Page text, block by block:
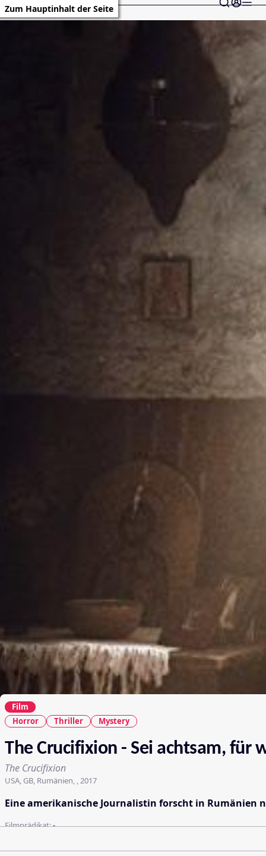
Zum Hauptinhalt der Seite
Film
Horror
Thriller Mystery
The Crucifixion - Sei achtsam, für
The Crucifixion
USA, GB, Rumänien, , 2017
Eine amerikanische Journalistin forscht in Rumänien
Filmprädikat:-